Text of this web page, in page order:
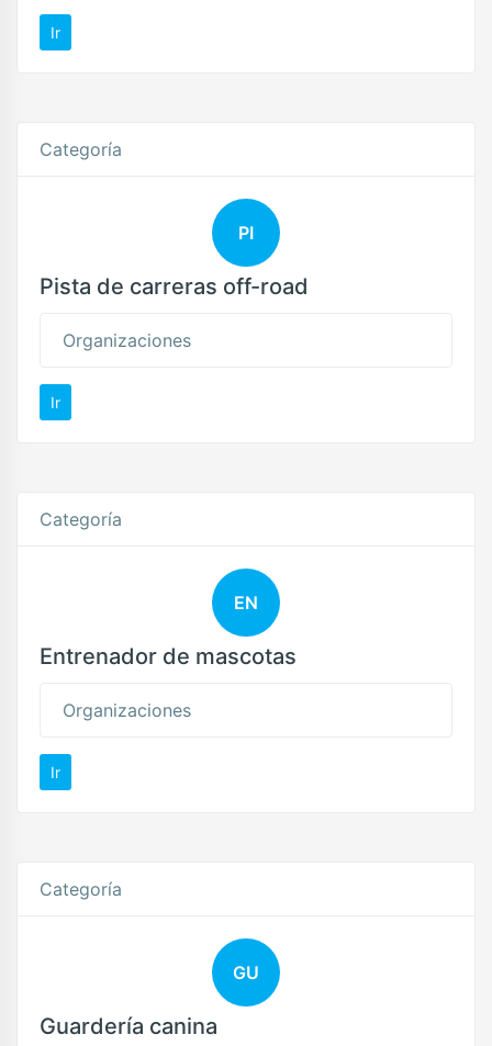
Ir
Categoría
PI
Pista de carreras off-road
Organizaciones
Ir
Categoría
EN
Entrenador de mascotas
Organizaciones
Ir
Categoría
GU
Guardería canina